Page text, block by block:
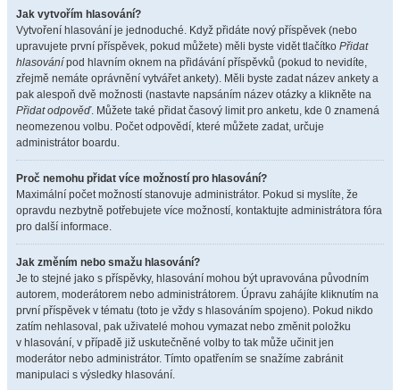
Jak vytvořím hlasování?
Vytvoření hlasování je jednoduché. Když přidáte nový příspěvek (nebo
upravujete první příspěvek, pokud můžete) měli byste vidět tlačítko Přidat
hlasování pod hlavním oknem na přidávání příspěvků (pokud to nevidíte,
zřejmě nemáte oprávnění vytvářet ankety). Měli byste zadat název ankety a
pak alespoň dvě možnosti (nastavte napsáním název otázky a klikněte na
Přidat odpověď. Můžete také přidat časový limit pro anketu, kde 0 znamená
neomezenou volbu. Počet odpovědí, které můžete zadat, určuje
administrátor boardu.
Proč nemohu přidat více možností pro hlasování?
Maximální počet možností stanovuje administrátor. Pokud si myslíte, že
opravdu nezbytně potřebujete více možností, kontaktujte administrátora fóra
pro další informace.
Jak změním nebo smažu hlasování?
Je to stejné jako s příspěvky, hlasování mohou být upravována původním
autorem, moderátorem nebo administrátorem. Úpravu zahájíte kliknutím na
první příspěvek v tématu (toto je vždy s hlasováním spojeno). Pokud nikdo
zatím nehlasoval, pak uživatelé mohou vymazat nebo změnit položku
v hlasování, v případě již uskutečněné volby to tak může učinit jen
moderátor nebo administrátor. Tímto opatřením se snažíme zabránit
manipulaci s výsledky hlasování.